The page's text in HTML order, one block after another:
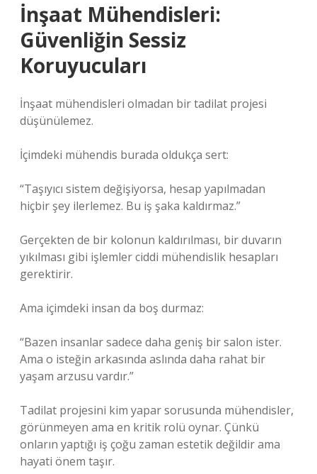
İnşaat Mühendisleri:
Güvenliğin Sessiz
Koruyucuları
İnşaat mühendisleri olmadan bir tadilat projesi
düşünülemez.
İçimdeki mühendis burada oldukça sert:
“Taşıyıcı sistem değişiyorsa, hesap yapılmadan
hiçbir şey ilerlemez. Bu iş şaka kaldırmaz.”
Gerçekten de bir kolonun kaldırılması, bir duvarın
yıkılması gibi işlemler ciddi mühendislik hesapları
gerektirir.
Ama içimdeki insan da boş durmaz:
“Bazen insanlar sadece daha geniş bir salon ister.
Ama o isteğin arkasında aslında daha rahat bir
yaşam arzusu vardır.”
Tadilat projesini kim yapar sorusunda mühendisler,
görünmeyen ama en kritik rolü oynar. Çünkü
onların yaptığı iş çoğu zaman estetik değildir ama
hayati önem taşır.